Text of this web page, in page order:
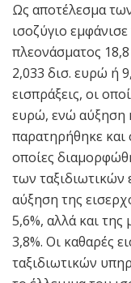
Ως αποτέλεσμα
ισοζύγιο
πλεονάσματος
2,033 δισ. ευρώ ή
εισπράξεις, οι
ευρώ, ενώ αύξηση
παρατηρήθηκε και
οποίες
των
αύξηση της
5,6%, αλλά και της
3,8%. Οι καθαρές
ταξιδιωτικών